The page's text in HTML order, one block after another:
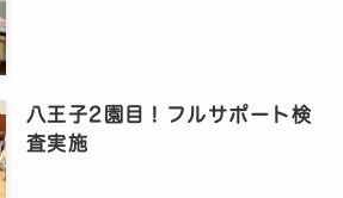
八王子2園目！フルサポート検
査実施